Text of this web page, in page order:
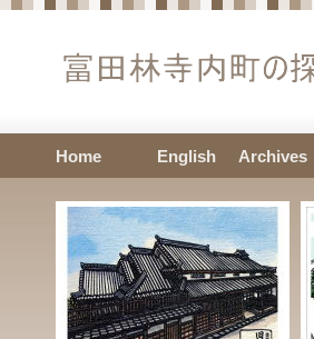
Home English Archives